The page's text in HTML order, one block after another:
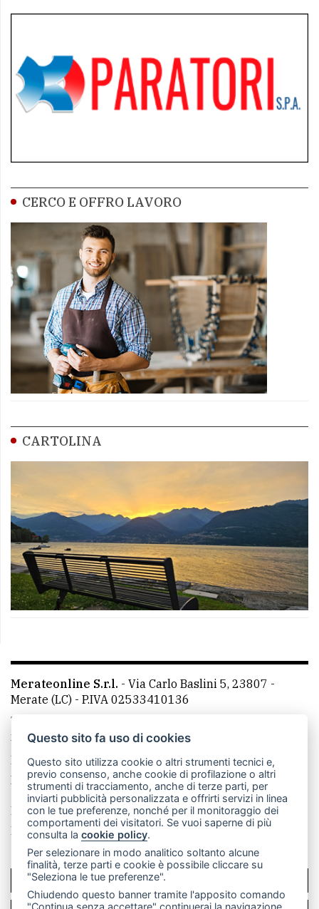
CERCO E OFFRO LAVORO
CARTOLINA
Merateonline S.r.l. - Via Carlo Baslini 5, 23807 -
Merate (LC) - P.IVA 02533410136
Telefono:
mail: redazione@leccoonline.com
La redazione
MerateOnline CasateOnline
RSS
Made by VIP
Privacy policy
Cookie policy
Rivedi le tue scelte sui cookie
SCRIVICI
Questo sito fa uso di cookies
Questo sito utilizza cookie o altri strumenti tecnici e,
previo consenso, anche cookie di profilazione o altri
strumenti di tracciamento, anche di terze parti, per
inviarti pubblicità personalizzata e offrirti servizi in linea
con le tue preferenze, nonché per il monitoraggio dei
comportamenti dei visitatori. Se vuoi saperne di più
consulta lacookie policy.
Per selezionare in modo analitico soltanto alcune
finalità, terze parti e cookie è possibile cliccare su
"Seleziona le tue preferenze".
Chiudendo questo banner tramite l'apposito comando